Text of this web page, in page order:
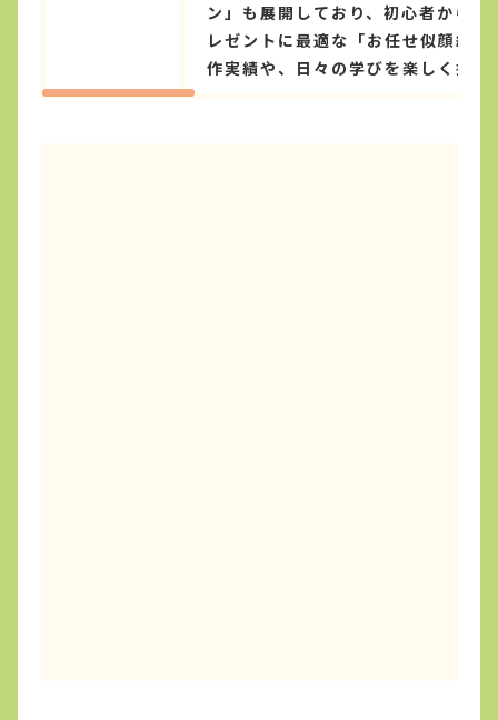
ン」も展開しており、初心者から
レゼントに最適な「お任せ似顔絵
作実績や、日々の学びを楽しく描